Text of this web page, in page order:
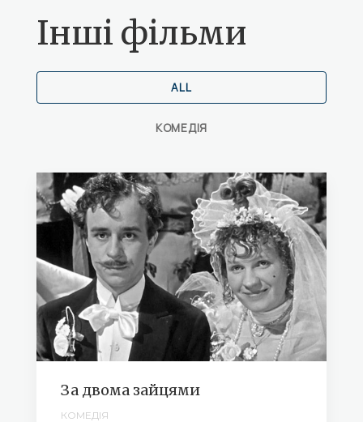
Інші фільми
КОМЕДІЯ
ALL
За двома зайцями
КОМЕДІЯ